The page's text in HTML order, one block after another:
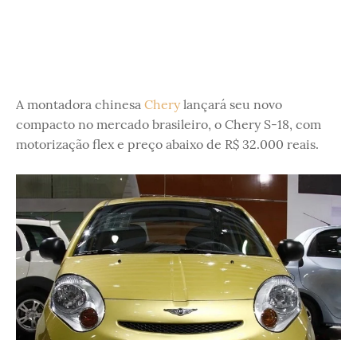
A montadora chinesa Cherylançará seu novo
compacto no mercado brasileiro, o Chery S-18, com
motorização flex e preço abaixo de R$ 32.000 reais.